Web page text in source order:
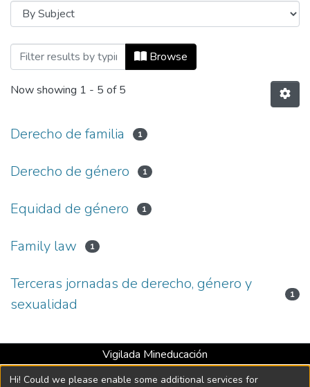
Browsing Memoria Audiovisual by
Browse
Now showing 1 - 5 of 5
Derecho de familia 1
Derecho de género 1
Equidad de género 1
Family law 1
Terceras jornadas de derecho, género y
sexualidad
1
Vigilada Mineducación
Universidad con Acreditación Institucional hasta 2026 -
Hi! Could we please enable some additional services for